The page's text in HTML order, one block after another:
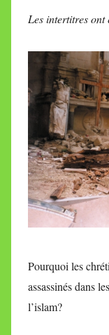
Les intertitres
Pourquoi les
assassinés dans
l’islam?